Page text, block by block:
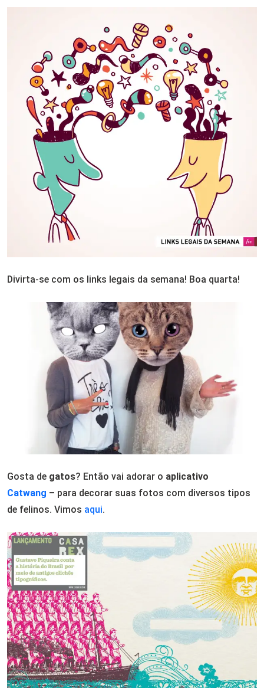
Divirta-se com os links legais da semana! Boa quarta!
Gosta de gatos? Então vai adorar o aplicativo
Catwang – para decorar suas fotos com diversos tipos
de felinos. Vimos aqui.